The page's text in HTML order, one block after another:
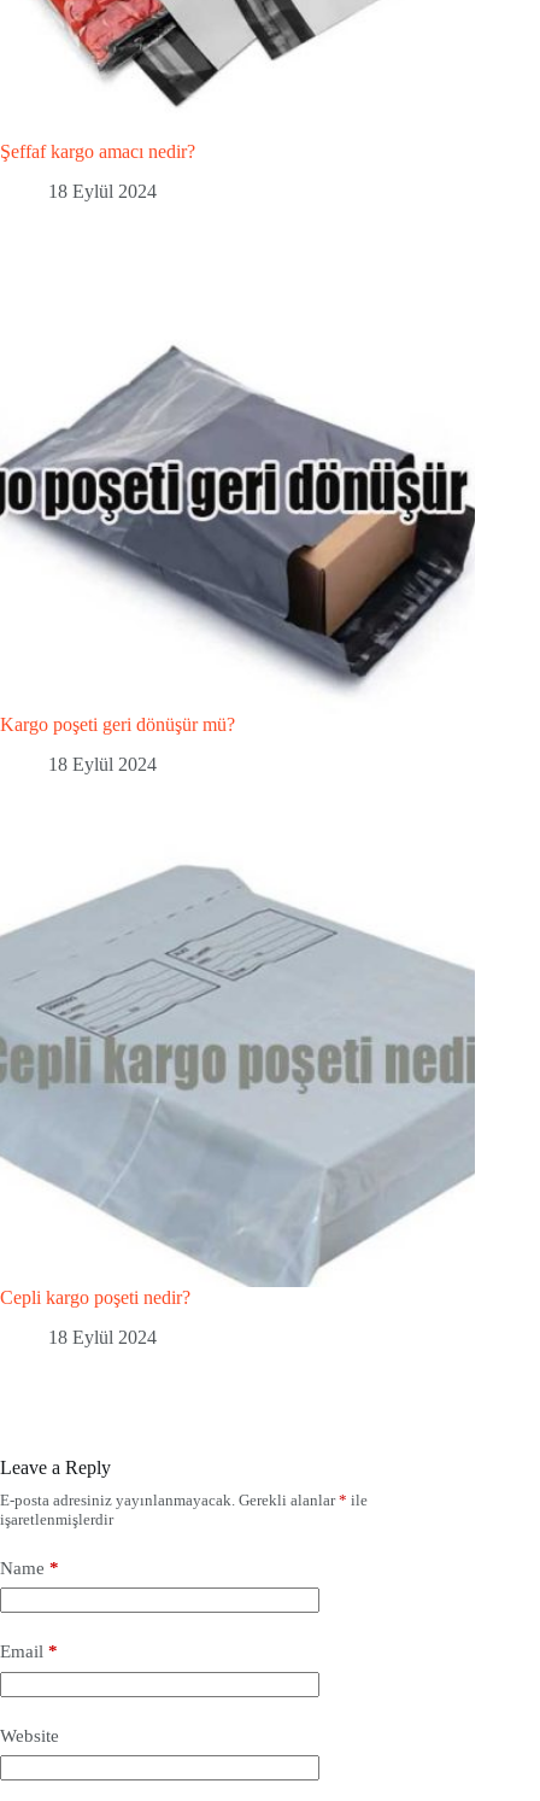
Şeffaf kargo amacı nedir?
18 Eylül 2024
Kargo poşeti geri dönüşür mü?
18 Eylül 2024
Cepli kargo poşeti nedir?
18 Eylül 2024
Leave a Reply
E-posta adresiniz yayınlanmayacak. Gerekli alanlar* ile
işaretlenmişlerdir
Name *
Email *
Website